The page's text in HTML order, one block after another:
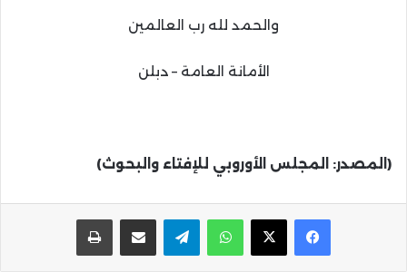
والحمد لله رب العالمين
الأمانة العامة – دبلن
(المصدر: المجلس الأوروبي للإفتاء والبحوث)
واتساب تيلقرام مشاركة عبر البريد